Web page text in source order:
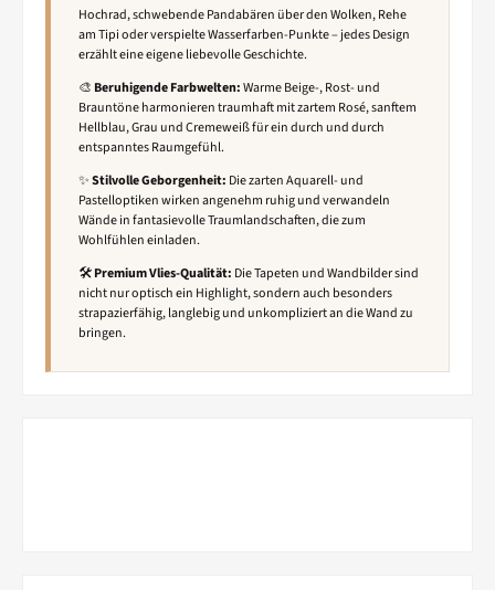
Hochrad, schwebende Pandabären über den Wolken, Rehe
am Tipi oder verspielte Wasserfarben-Punkte – jedes Design
erzählt eine eigene liebevolle Geschichte.
🎨 Beruhigende Farbwelten:Warme Beige-, Rost- und
Brauntöne harmonieren traumhaft mit zartem Rosé, sanftem
Hellblau, Grau und Cremeweiß für ein durch und durch
entspanntes Raumgefühl.
✨Stilvolle Geborgenheit: Die zarten Aquarell- und
Pastelloptiken wirken angenehm ruhig und verwandeln
Wände in fantasievolle Traumlandschaften, die zum
Wohlfühlen einladen.
🛠️Premium Vlies-Qualität: Die Tapeten und Wandbilder sind
nicht nur optisch ein Highlight, sondern auch besonders
strapazierfähig, langlebig und unkompliziert an die Wand zu
bringen.